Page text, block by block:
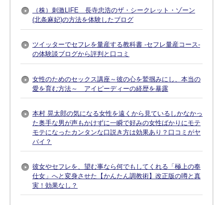
（株）刺激LIFE 長寺忠浩のザ・シークレット・ゾーン
(北条麻妃)の方法を体験したブログ
ツイッターでセフレを量産する教科書 -セフレ量産コース-
の体験談ブログから評判と口コミ
女性のためのセックス講座～彼の心を鷲掴みにし、本当の
愛を育む方法～ アイピーディーの経歴を暴露
本村 晃太郎の気になる女性を遠くから見ているしかなかっ
た奥手な男が声もかけずに一瞬で好みの女性ばかりにモテ
モテになったカンタンな口説き方は効果あり？口コミがヤ
バイ？
彼女やセフレを、望む事なら何でもしてくれる「極上の奉
仕女」へと変身させた【かんたん調教術】改正版の噂と真
実！効果なし？